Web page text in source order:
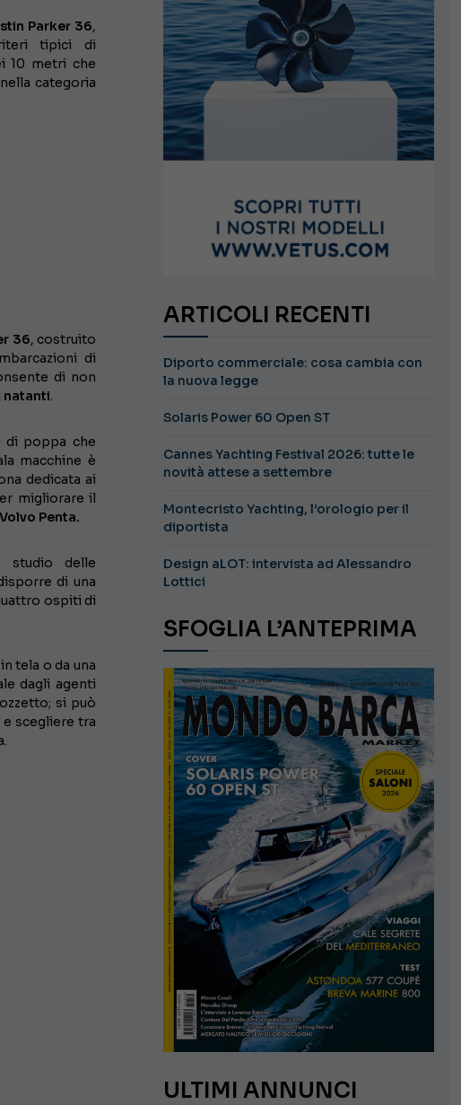
Parker 36,
tipici di
10 metri che
categoria
36, costruito
di
di non
natanti.
di poppa che
macchine è
dedicata ai
migliorare il
Penta.
studio delle
di una
ospiti di
in tela o da una
dagli agenti
si può
scegliere tra
ARTICOLI RECENTI
Diporto commerciale: cosa cambia con
la nuova legge
Solaris Power 60 Open ST
Cannes Yachting Festival 2026: tutte le
novità attese a settembre
Montecristo Yachting, l’orologio per il
diportista
Design aLOT: intervista ad Alessandro
Lottici
SFOGLIA L’ANTEPRIMA
ULTIMI ANNUNCI